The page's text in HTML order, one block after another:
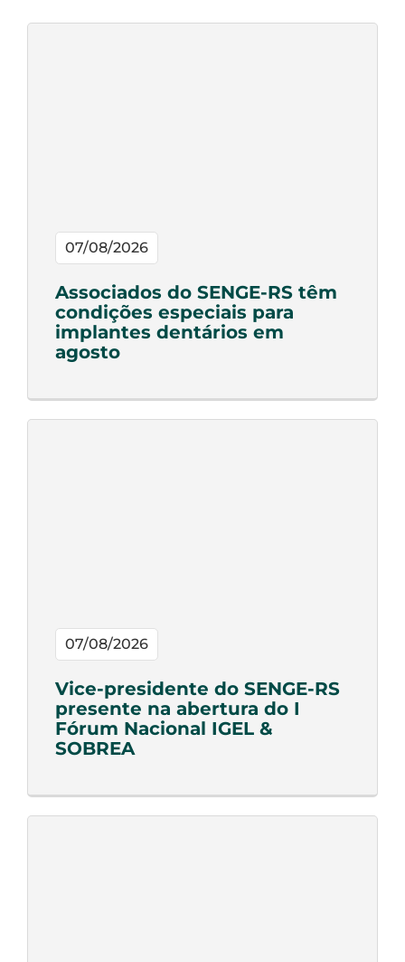
07/08/2026
Associados do SENGE-RS têm
condições especiais para
implantes dentários em
agosto
07/08/2026
Vice-presidente do SENGE-RS
presente na abertura do I
Fórum Nacional IGEL &
SOBREA